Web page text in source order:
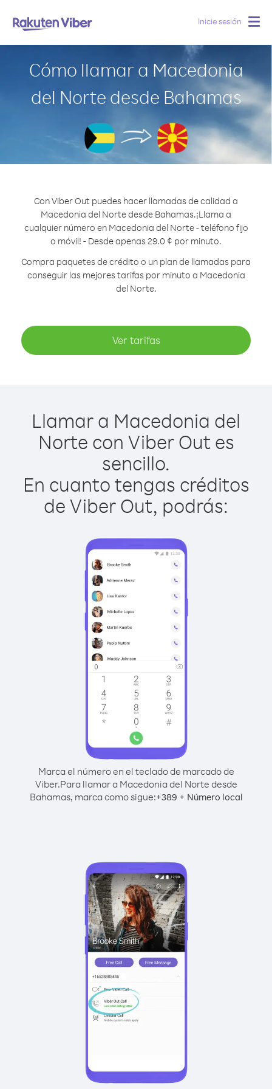
Inicie sesión
Cómo llamar a Macedonia
del Norte desde Bahamas
Con Viber Out puedes hacer llamadas de calidad a
Macedonia del Norte desde Bahamas.¡Llama a
cualquier número en Macedonia del Norte - teléfono fijo
o móvil! - Desde apenas 29.0 ¢ por minuto.
Compra paquetes de crédito o un plan de llamadas para
conseguir las mejores tarifas por minuto a Macedonia
del Norte.
Ver tarifas
Llamar a Macedonia del
Norte con Viber Out es
sencillo.
En cuanto tengas créditos
de Viber Out, podrás:
Marca el número en el teclado de marcado de
Viber.Para llamar a Macedonia del Norte desde
Bahamas, marca como sigue:+389 + Número local